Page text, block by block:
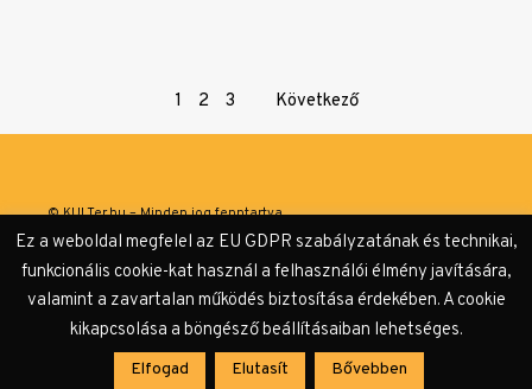
1 2 3 Következő
© KULTer.hu – Minden jog fenntartva
Adatvédelmi tájékoztató
Ez a weboldal megfelel az EU GDPR szabályzatának és technikai,
funkcionális cookie-kat használ a felhasználói élmény javítására,
valamint a zavartalan működés biztosítása érdekében. A cookie
kikapcsolása a böngésző beállításaiban lehetséges.
Elfogad Elutasít Bővebben